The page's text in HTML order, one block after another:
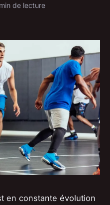
de lecture
en constante évolution